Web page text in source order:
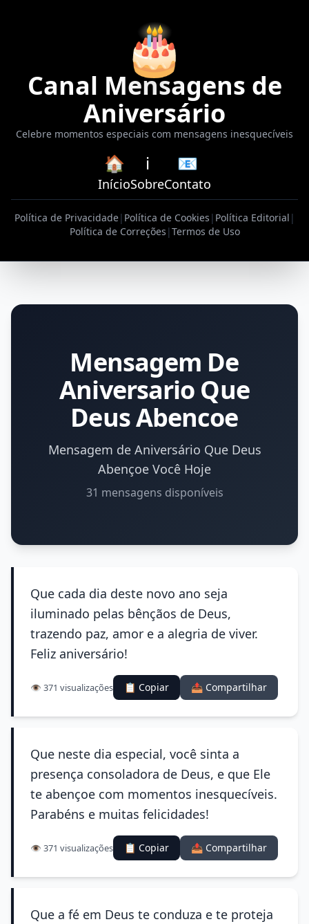
🎂
Canal Mensagens de
Aniversário
Celebre momentos especiais com mensagens inesquecíveis
🏠
Início
ℹ️
Sobre
📧
Contato
Política de Privacidade| Política de Cookies | Política Editorial |
Política de Correções |Termos de Uso
Mensagem De
Aniversario Que
Deus Abencoe
Mensagem de Aniversário Que Deus
Abençoe Você Hoje
31 mensagens disponíveis
Que cada dia deste novo ano seja
iluminado pelas bênçãos de Deus,
trazendo paz, amor e a alegria de viver.
Feliz aniversário!
👁️ 371 visualizações 📋 Copiar 📤 Compartilhar
Que neste dia especial, você sinta a
presença consoladora de Deus, e que Ele
te abençoe com momentos inesquecíveis.
Parabéns e muitas felicidades!
👁️ 371 visualizações 📋 Copiar 📤 Compartilhar
Que a fé em Deus te conduza e te proteja